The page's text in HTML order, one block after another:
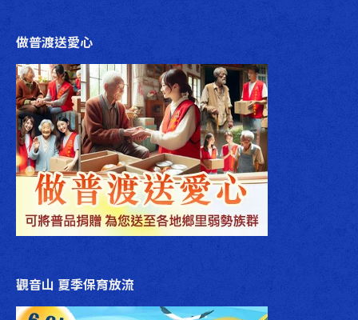
做普渡送愛心
觀音山 夏季保育放流